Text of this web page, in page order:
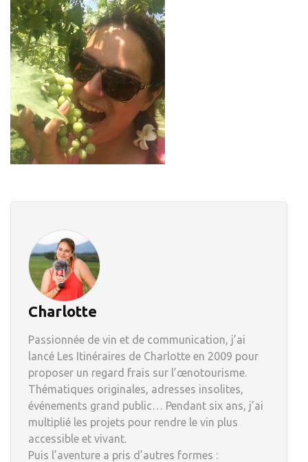
Charlotte
Passionnée de vin et de communication, j’ai
lancé Les Itinéraires de Charlotte en 2009 pour
proposer un regard frais sur l’œnotourisme.
Thématiques originales, adresses insolites,
événements grand public… Pendant six ans, j’ai
multiplié les projets pour rendre le vin plus
accessible et vivant.
Puis l’aventure a pris d’autres formes :